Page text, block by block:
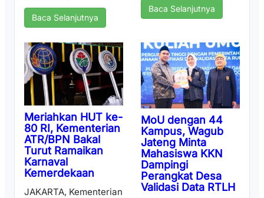
Baca Selanjutnya
Baca Selanjutnya
Meriahkan HUT ke-
80 RI, Kementerian
ATR/BPN Bakal
Turut Ramaikan
Karnaval
Kemerdekaan
JAKARTA, Kementerian
MoU dengan 44
Kampus, Wagub
Jateng Minta
Mahasiswa KKN
Dampingi
Perangkat Desa
Validasi Data RTLH